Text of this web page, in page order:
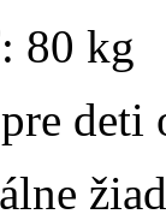
80 kg
deti